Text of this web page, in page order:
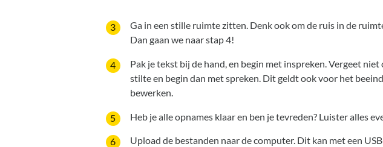
Ga in een stille ruimte zitten. Denk ook om de ruis in de
Dan gaan we naar stap 4!
Pak je tekst bij de hand, en begin met inspreken. Vergeet
stilte en begin dan met spreken. Dit geldt ook voor het
bewerken.
Heb je alle opnames klaar en ben je tevreden? Luister alles
Upload de bestanden naar de computer. Dit kan met een